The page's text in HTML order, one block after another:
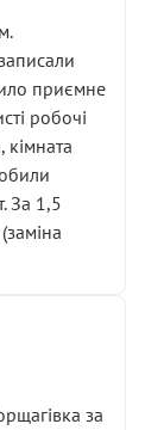
приємне
робочі
кімната
За 1,5
за